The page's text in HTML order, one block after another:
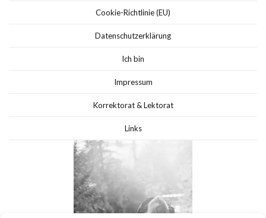
Cookie-Richtlinie (EU)
Datenschutzerklärung
Ich bin
Impressum
Korrektorat & Lektorat
Links